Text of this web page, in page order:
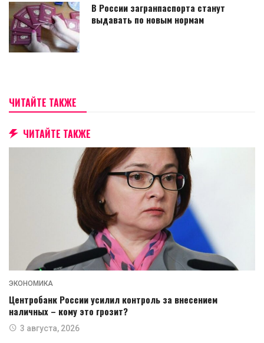
В России загранпаспорта станут
выдавать по новым нормам
ЧИТАЙТЕ ТАКЖЕ
ЧИТАЙТЕ ТАКЖЕ
ЭКОНОМИКА
Центробанк России усилил контроль за внесением
наличных – кому это грозит?
3 августа, 2026